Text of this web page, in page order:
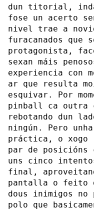
dun titorial, inda
fose un acerto
nivel trae a
furacanados que
protagonista,
sexan máis
experiencia con
ar que resulta
esquivar. Por
pinball ca outra
rebotando dun
ningún. Pero
práctica, o xogo
par de posicións
uns cinco
final,
pantalla o feito
dous inimigos no
polo que